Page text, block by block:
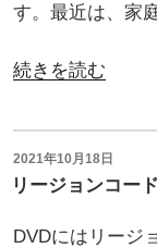
サ
ン
済
の
マ
ス
す。最近は、家
“チ
プ
タ
ー
続きを読む
投
稿
2021年10月18日
リージョンコー
DVDにはリージ